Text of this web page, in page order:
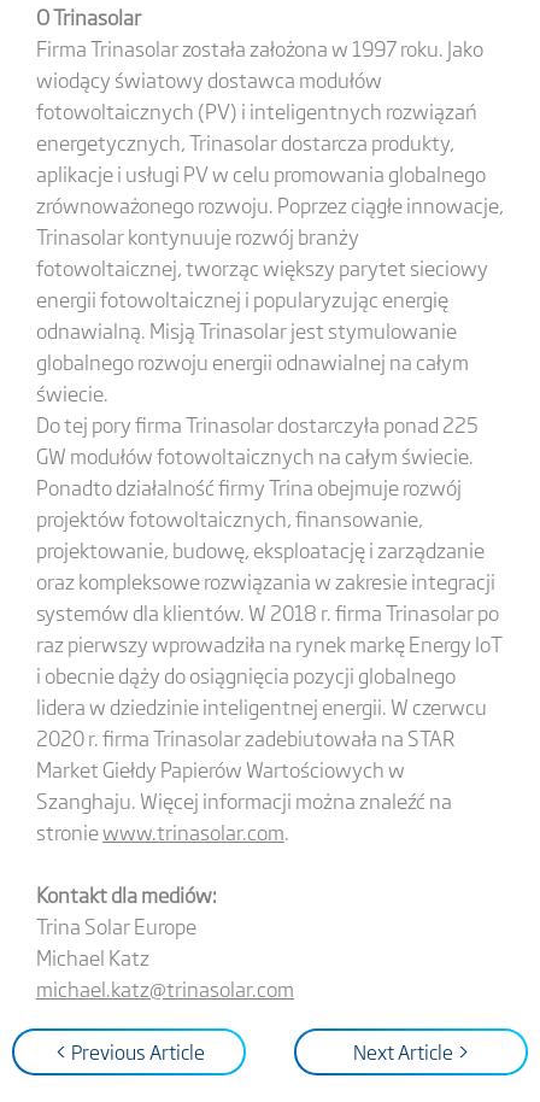
O Trinasolar
Firma Trinasolar została założona w 1997 roku. Jako
wiodący światowy dostawca modułów
fotowoltaicznych (PV) i inteligentnych rozwiązań
energetycznych, Trinasolar dostarcza produkty,
aplikacje i usługi PV w celu promowania globalnego
zrównoważonego rozwoju. Poprzez ciągłe innowacje,
Trinasolar kontynuuje rozwój branży
fotowoltaicznej, tworząc większy parytet sieciowy
energii fotowoltaicznej i popularyzując energię
odnawialną. Misją Trinasolar jest stymulowanie
globalnego rozwoju energii odnawialnej na całym
świecie.
Do tej pory firma Trinasolar dostarczyła ponad 225
GW modułów fotowoltaicznych na całym świecie.
Ponadto działalność firmy Trina obejmuje rozwój
projektów fotowoltaicznych, finansowanie,
projektowanie, budowę, eksploatację i zarządzanie
oraz kompleksowe rozwiązania w zakresie integracji
systemów dla klientów. W 2018 r. firma Trinasolar po
raz pierwszy wprowadziła na rynek markę Energy IoT
i obecnie dąży do osiągnięcia pozycji globalnego
lidera w dziedzinie inteligentnej energii. W czerwcu
2020 r. firma Trinasolar zadebiutowała na STAR
Market Giełdy Papierów Wartościowych w
Szanghaju. Więcej informacji można znaleźć na
stroniewww.trinasolar.com.
Kontakt dla mediów:
Trina Solar Europe
Michael Katz
michael.katz@trinasolar.com
< Previous Article Next Article >